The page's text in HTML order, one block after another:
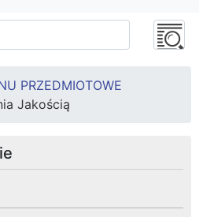
PRZEDMIOTOWE
Jakością